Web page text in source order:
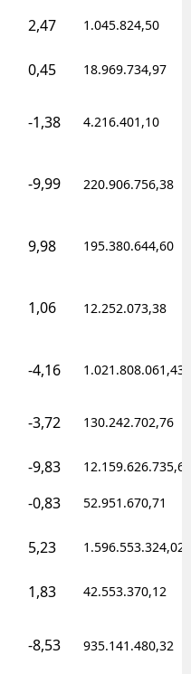
2,47 1.045.824,50
0,45 18.969.734,97
-1,38 4.216.401,10
-9,99 220.906.756,38
9,98 195.380.644,60
1,06 12.252.073,38
-4,16 1.021.808.061,43
-3,72 130.242.702,76
-9,83 12.159.626.735,62
-0,83 52.951.670,71
5,23 1.596.553.324,02
1,83 42.553.370,12
-8,53 935.141.480,32